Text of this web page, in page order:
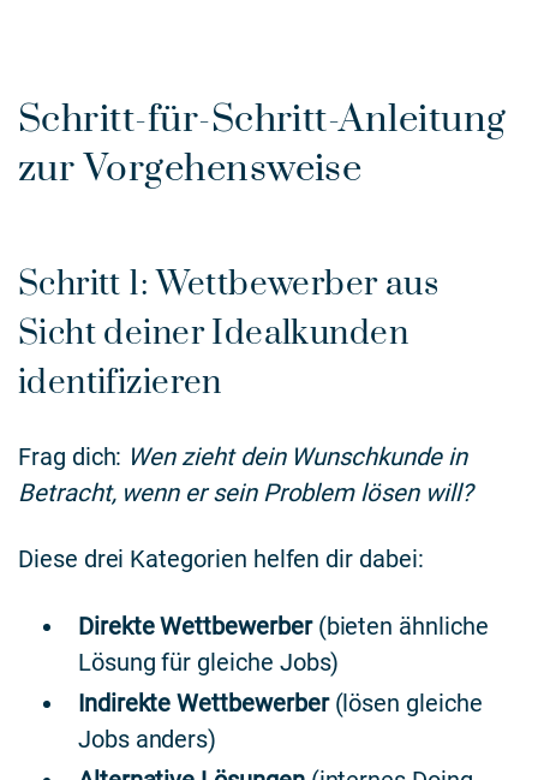
Schritt-für-Schritt-Anleitung
zur Vorgehensweise
Schritt 1: Wettbewerber aus
Sicht deiner Idealkunden
identifizieren
Frag dich: Wen zieht dein Wunschkunde in
Betracht, wenn er sein Problem lösen will?
Diese drei Kategorien helfen dir dabei:
Direkte Wettbewerber(bieten ähnliche
Lösung für gleiche Jobs)
Indirekte Wettbewerber(lösen gleiche
Jobs anders)